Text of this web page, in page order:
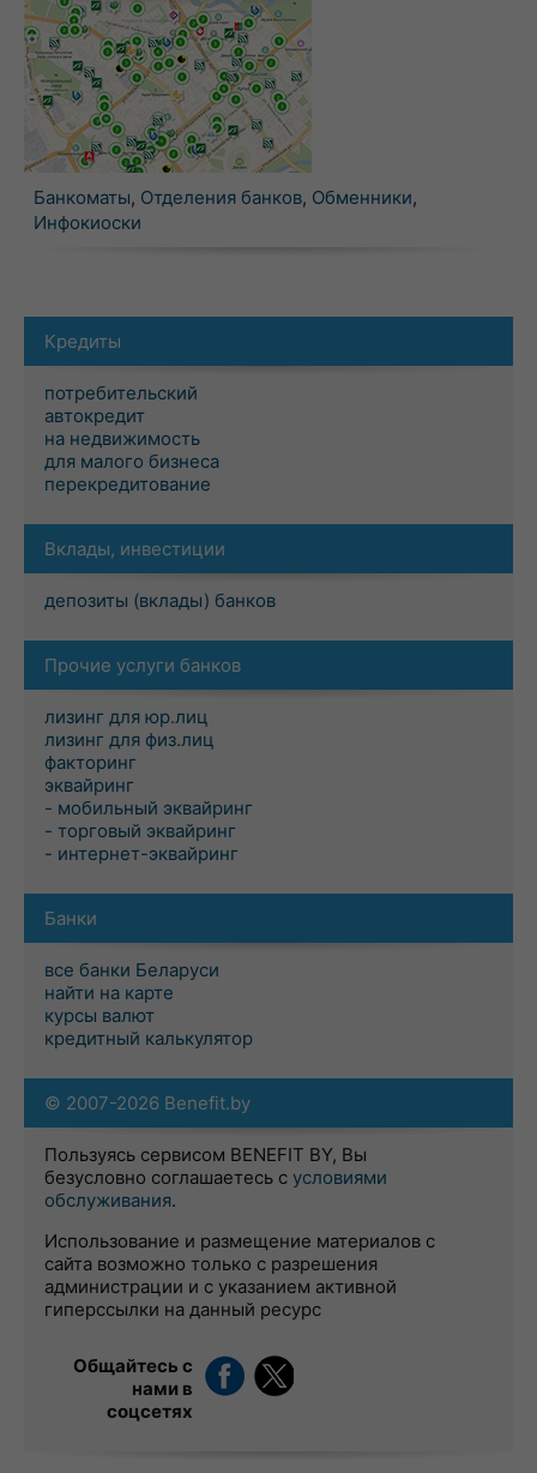
Банкоматы, Отделения банков, Обменники,
Инфокиоски
Кредиты
потребительский
автокредит
на недвижимость
для малого бизнеса
перекредитование
Вклады, инвестиции
депозиты (вклады) банков
Прочие услуги банков
лизинг для юр.лиц
лизинг для физ.лиц
факторинг
эквайринг
- мобильный эквайринг
- торговый эквайринг
- интернет-эквайринг
Банки
все банки Беларуси
найти на карте
курсы валют
кредитный калькулятор
© 2007-2026 Benefit.by
Пользуясь сервисом BENEFIT BY, Вы
безусловно соглашаетесь с условиями
обслуживания.
Использование и размещение материалов с
сайта возможно только с разрешения
администрации и с указанием активной
гиперссылки на данный ресурс
Общайтесь с
нами в
соцсетях